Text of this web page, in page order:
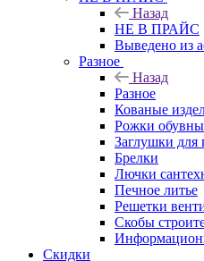
Назад
НЕ В ПРАЙС
Выведено из
Разное
Назад
Разное
Кованые
Рожки
Заглушки
Брелки
Лючки
Печное литье
Решетки
Скобы
Скидки